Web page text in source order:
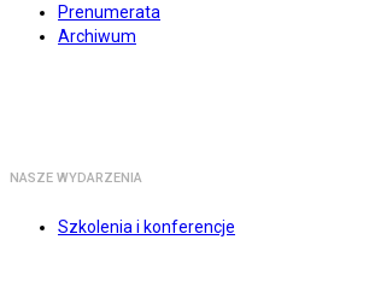
Prenumerata
Archiwum
NASZE WYDARZENIA
Szkolenia i konferencje